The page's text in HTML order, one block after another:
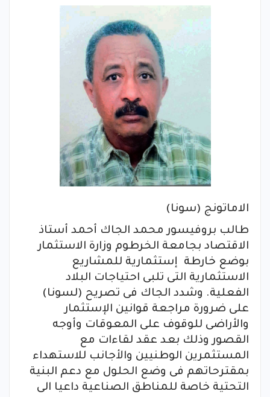
الاماتونج (سونا)
طالب بروفيسور محمد الجاك أحمد أستاذ
الاقتصاد بجامعة الخرطوم وزارة الاستثمار
بوضع خارطة إستثمارية للمشاريع
الاستثمارية التى تلبى احتياجات البلاد
الفعلية. وشدد الجاك فى تصريح (لسونا)
على ضرورة مراجعة قوانين الإستثمار
والأراضى للوقوف على المعوقات وأوجه
القصور وذلك بعد عقد لقاءات مع
المستثمرين الوطنيين والأجانب للاستهداء
بمقترحاتهم فى وضع الحلول مع دعم البنية
التحتية خاصة للمناطق الصناعية داعيا الى